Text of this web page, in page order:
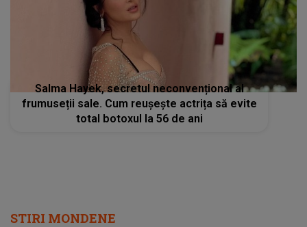
Salma Hayek, secretul neconvențional al
frumuseții sale. Cum reușește actrița să evite
total botoxul la 56 de ani
STIRI MONDENE